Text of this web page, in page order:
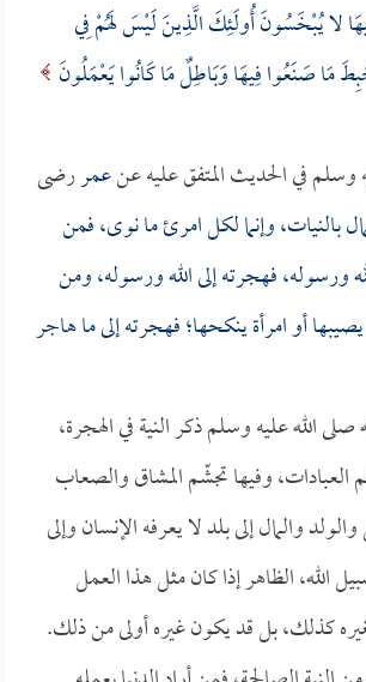
لا يُبْخَسُونَ أُولَئِكَ الَّذِينَ لَيْسَ لَهُمْ فِي
مَا صَنَعُوا فِيهَا وَبَاطِلٌ مَا كَانُوا يَعْمَلُونَ
وسلم في الحديث المتفق عليه عنعمررضى
بالنيات، وإنما لكل امرئ ما نوى، فمن
ورسوله، فهجرته إلى الله ورسوله، ومن
أو امرأة ينكحها؛ فهجرته إلى ما هاجر
الله عليه وسلم ذكر النية في الهجرة،
وفيها تجشّم المشاق والصعاب
والمال إلى بلد لا يعرفه الإنسان وإلى
الله، الظاهر إذا كان مثل هذا العمل
كذلك، بل قد يكون غيره أولى من ذلك.